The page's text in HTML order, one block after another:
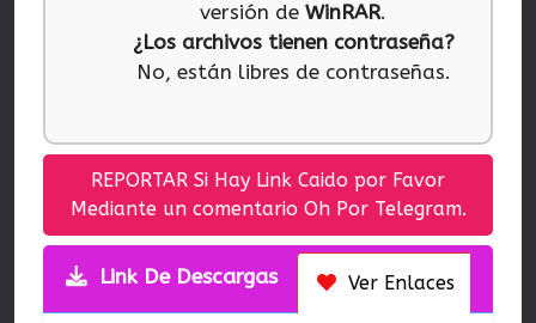
versión deWinRAR.
¿Los archivos tienen contraseña?
No, están libres de contraseñas.
REPORTAR Si Hay Link Caido por Favor
Mediante un comentario Oh Por Telegram.
Link De Descargas Ver Enlaces